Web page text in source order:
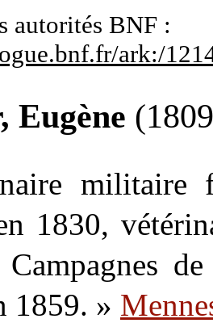
autorités BNF :
ark:/
Eugène
militaire
1830,
1859. »